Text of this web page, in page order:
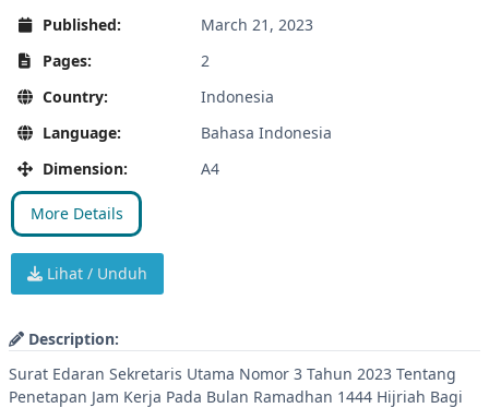
Published:
March 21, 2023
Pages:
2
Country:
Indonesia
Language:
Bahasa Indonesia
Dimension:
A4
More Details
Lihat / Unduh
Description:
Surat Edaran Sekretaris Utama Nomor 3 Tahun 2023 Tentang
Penetapan Jam Kerja Pada Bulan Ramadhan 1444 Hijriah Bagi